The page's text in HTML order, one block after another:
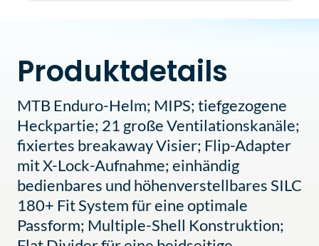
Produktdetails
MTB Enduro-Helm; MIPS; tiefgezogene
Heckpartie; 21 große Ventilationskanäle;
fixiertes breakaway Visier; Flip-Adapter
mit X-Lock-Aufnahme; einhändig
bedienbares und höhenverstellbares SILC
180+ Fit System für eine optimale
Passform; Multiple-Shell Konstruktion;